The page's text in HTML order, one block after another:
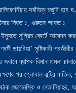
সর্বনিম্ন মজুরি হবে
নিহত ১, গুরুতর আহত ১
সুপ্রিম কোর্টে আবেদন
ডায়রিয়া’ সৃষ্টিকারী
জবাবে ব্যাপক বিমান হামলা
পর গ্লোবাল এন্ট্রি
জেলেনস্কি ও